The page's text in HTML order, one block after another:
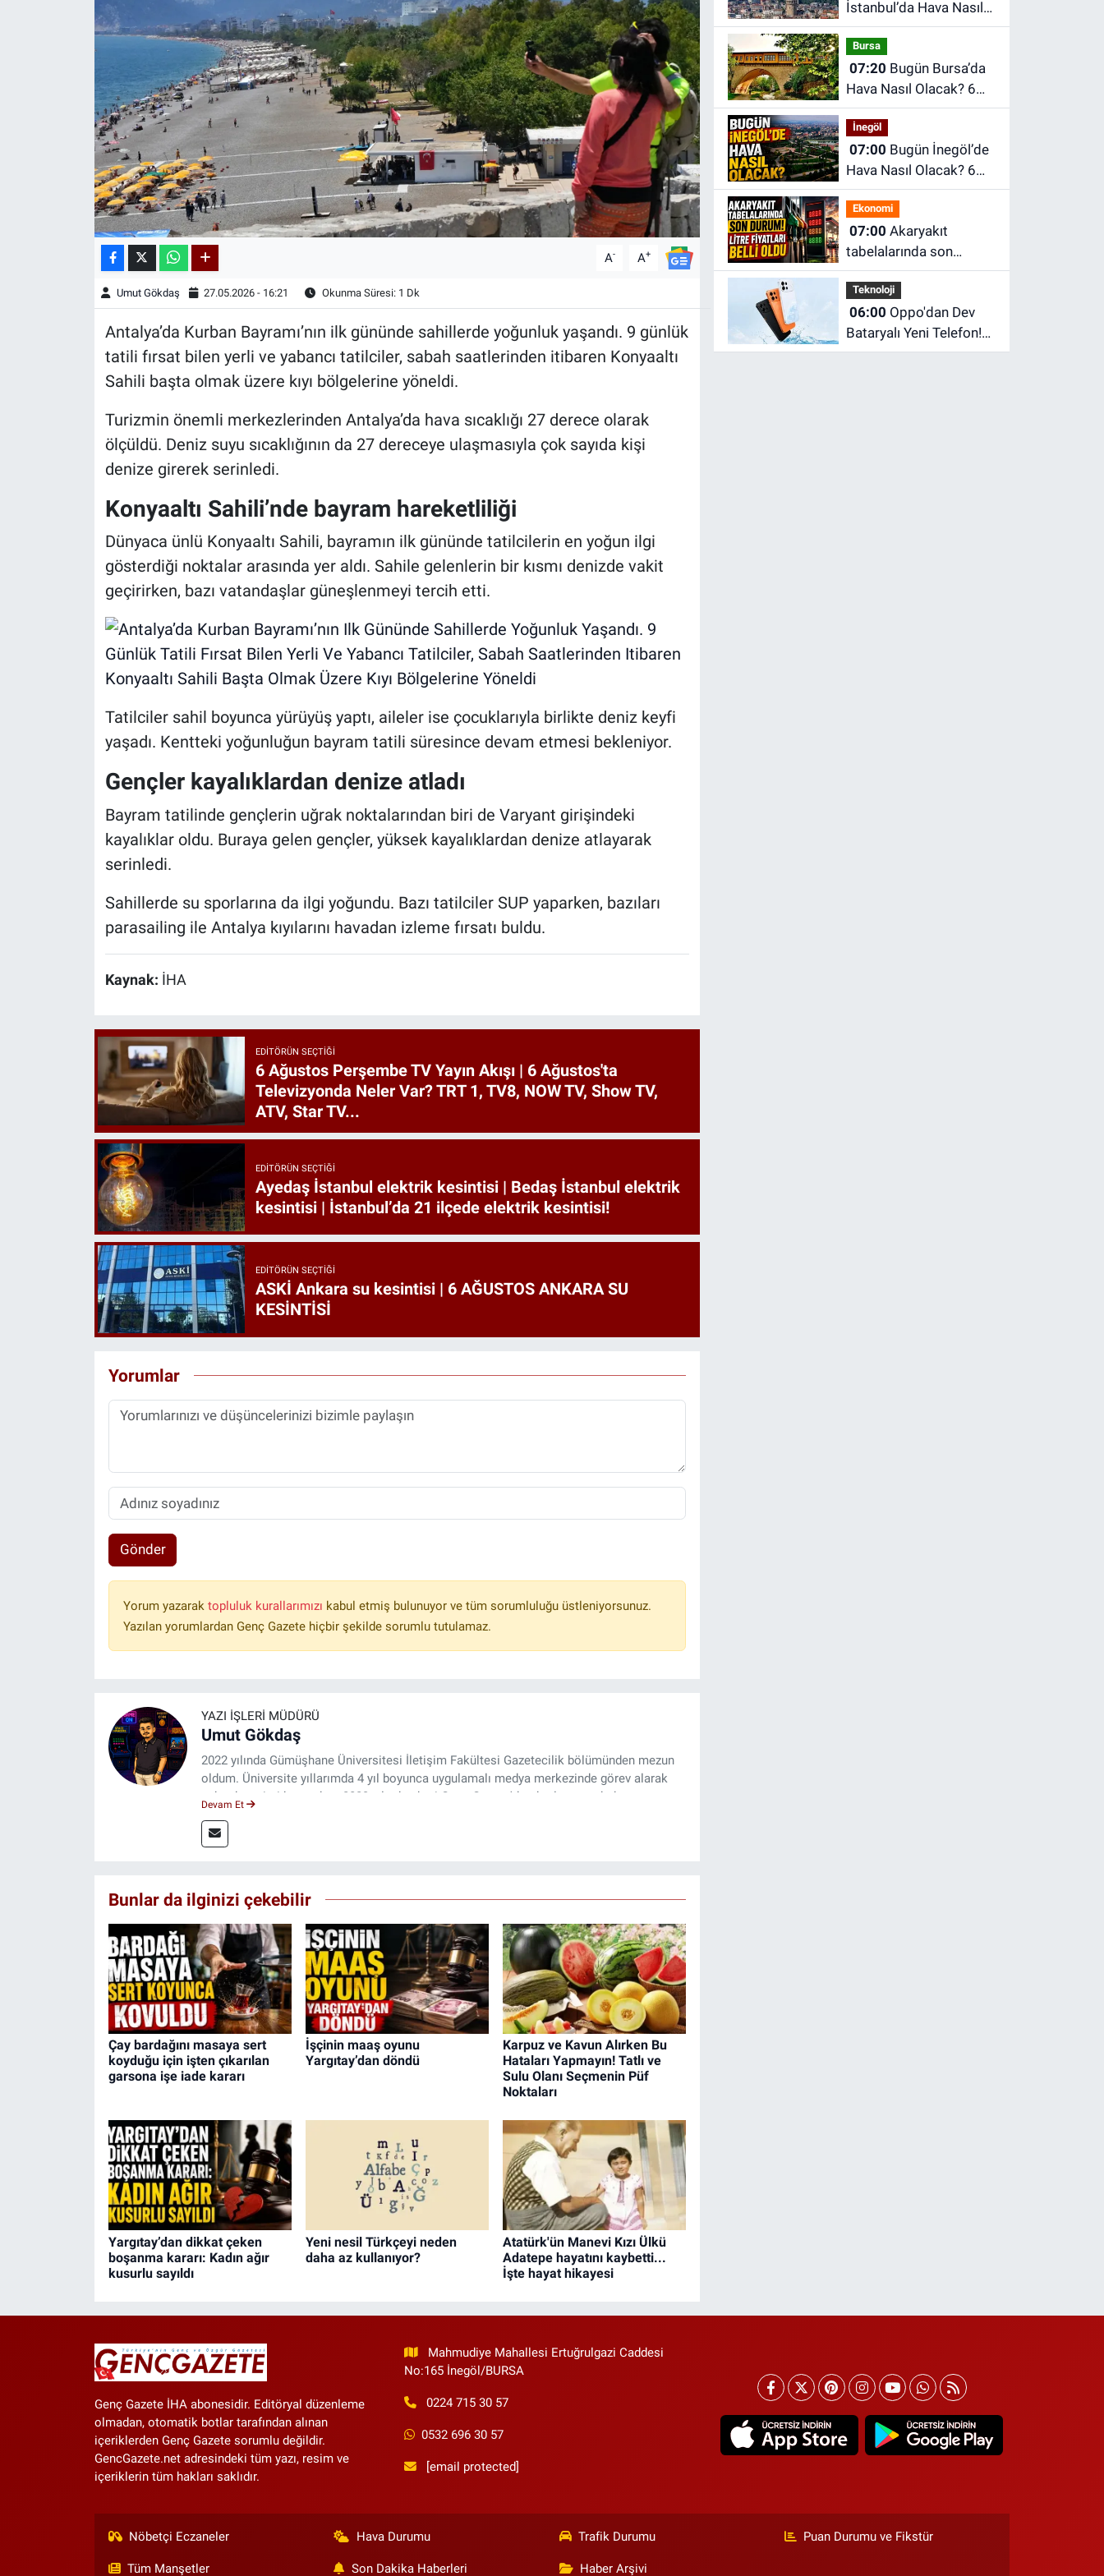
A- A+
Umut Gökdaş 27.05.2026 - 16:21 Okunma Süresi: 1 Dk
Antalya’da Kurban Bayramı’nın ilk gününde sahillerde yoğunluk yaşandı. 9 günlük
tatili fırsat bilen yerli ve yabancı tatilciler, sabah saatlerinden itibaren Konyaaltı
Sahili başta olmak üzere kıyı bölgelerine yöneldi.
Turizmin önemli merkezlerinden Antalya’da hava sıcaklığı 27 derece olarak
ölçüldü. Deniz suyu sıcaklığının da 27 dereceye ulaşmasıyla çok sayıda kişi
denize girerek serinledi.
Konyaaltı Sahili’nde bayram hareketliliği
Dünyaca ünlü Konyaaltı Sahili, bayramın ilk gününde tatilcilerin en yoğun ilgi
gösterdiği noktalar arasında yer aldı. Sahile gelenlerin bir kısmı denizde vakit
geçirirken, bazı vatandaşlar güneşlenmeyi tercih etti.
Tatilciler sahil boyunca yürüyüş yaptı, aileler ise çocuklarıyla birlikte deniz keyfi
yaşadı. Kentteki yoğunluğun bayram tatili süresince devam etmesi bekleniyor.
Gençler kayalıklardan denize atladı
Bayram tatilinde gençlerin uğrak noktalarından biri de Varyant girişindeki
kayalıklar oldu. Buraya gelen gençler, yüksek kayalıklardan denize atlayarak
serinledi.
Sahillerde su sporlarına da ilgi yoğundu. Bazı tatilciler SUP yaparken, bazıları
parasailing ile Antalya kıyılarını havadan izleme fırsatı buldu.
Kaynak: İHA
EDITÖRÜN SEÇTIĞI
6 Ağustos Perşembe TV Yayın Akışı | 6 Ağustos'ta
Televizyonda Neler Var? TRT 1, TV8, NOW TV, Show TV,
ATV, Star TV...
EDITÖRÜN SEÇTIĞI
Ayedaş İstanbul elektrik kesintisi | Bedaş İstanbul elektrik
kesintisi | İstanbul’da 21 ilçede elektrik kesintisi!
EDITÖRÜN SEÇTIĞI
ASKİ Ankara su kesintisi | 6 AĞUSTOS ANKARA SU
KESİNTİSİ
Yorumlar
Gönder
Yorum yazarak topluluk kurallarımızı kabul etmiş bulunuyor ve tüm sorumluluğu üstleniyorsunuz.
Yazılan yorumlardan Genç Gazete hiçbir şekilde sorumlu tutulamaz.
YAZI İŞLERI MÜDÜRÜ
Umut Gökdaş
2022 yılında Gümüşhane Üniversitesi İletişim Fakültesi Gazetecilik bölümünden mezun
oldum. Üniversite yıllarımda 4 yıl boyunca uygulamalı medya merkezinde görev alarak
saha deneyimi kazandım. 2023 yılından beri Genç Gazete'de okurlarımıza haber
Devam Et
Bunlar da ilginizi çekebilir
Çay bardağını masaya sert
koyduğu için işten çıkarılan
garsona işe iade kararı
İşçinin maaş oyunu
Yargıtay’dan döndü
Karpuz ve Kavun Alırken Bu
Hataları Yapmayın! Tatlı ve
Sulu Olanı Seçmenin Püf
Noktaları
Yargıtay’dan dikkat çeken
boşanma kararı: Kadın ağır
kusurlu sayıldı
Yeni nesil Türkçeyi neden
daha az kullanıyor?
Atatürk'ün Manevi Kızı Ülkü
Adatepe hayatını kaybetti...
İşte hayat hikayesi
İstanbul’da Hava Nasıl
Olacak? 6 Ağustos
Perşembe İstanbul
Hava Durumu
Bursa
07:20
Hava Nasıl Olacak? 6
Ağustos Perşembe
Bursa Hava Durumu
İnegöl
07:00
Hava Nasıl Olacak? 6
Ağustos Perşembe
İnegöl Hava Durumu
Ekonomi
07:00
tabelalarında son
durum! Litre fiyatları
belli oldu
Teknoloji
06:00
Bataryalı Yeni Telefon!
10.000 mAh Pil ve
Genç Gazete İHA abonesidir. Editöryal düzenleme
olmadan, otomatik botlar tarafından alınan
içeriklerden Genç Gazete sorumlu değildir.
GencGazete.net adresindeki tüm yazı, resim ve
içeriklerin tüm hakları saklıdır.
Mahmudiye Mahallesi Ertuğrulgazi Caddesi
No:165 İnegöl/BURSA
0224 715 30 57
0532 696 30 57
[email protected]
Nöbetçi Eczaneler Hava Durumu Trafik Durumu Puan Durumu ve Fikstür
Tüm Manşetler Son Dakika Haberleri Haber Arşivi
Kadın & Aile
Teknoloji
Yazarlar